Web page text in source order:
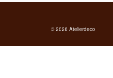
© 2026 Atelierdeco